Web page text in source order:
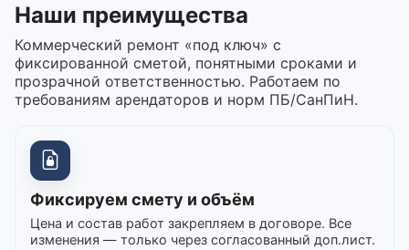
Наши преимущества
Коммерческий ремонт «под ключ» с
фиксированной сметой, понятными сроками и
прозрачной ответственностью. Работаем по
требованиям арендаторов и норм ПБ/СанПиН.
Фиксируем смету и объём
Цена и состав работ закрепляем в договоре. Все
изменения — только через согласованный доп.лист.